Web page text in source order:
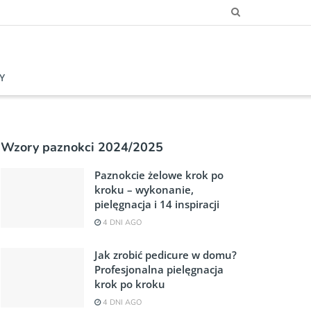
Wzory paznokci 2024/2025
Paznokcie żelowe krok po
kroku – wykonanie,
pielęgnacja i 14 inspiracji
4 DNI AGO
Jak zrobić pedicure w domu?
Profesjonalna pielęgnacja
krok po kroku
4 DNI AGO